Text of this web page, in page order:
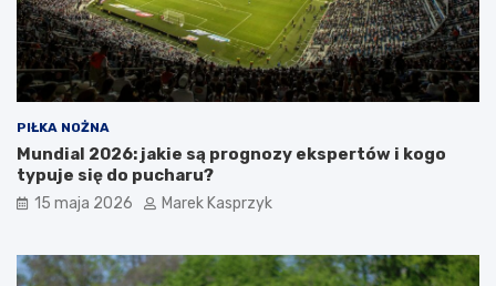
PIŁKA NOŻNA
Mundial 2026: jakie są prognozy ekspertów i kogo
typuje się do pucharu?
15 maja 2026 Marek Kasprzyk